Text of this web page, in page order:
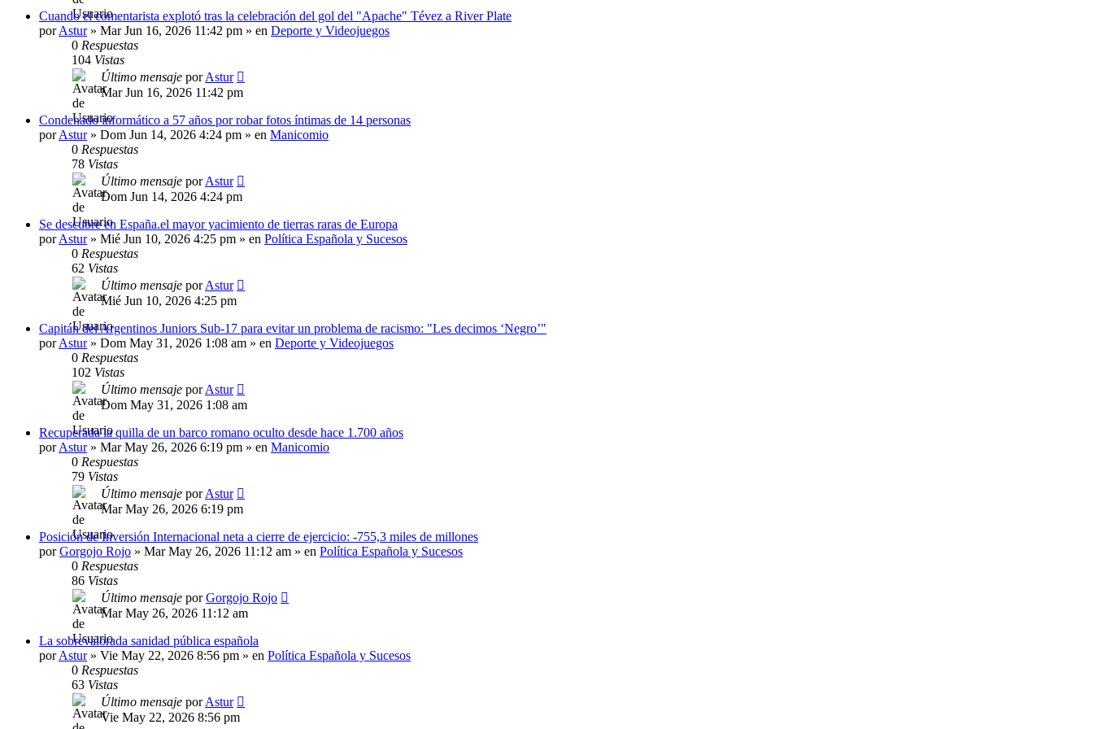
Cuando el comentarista explotó tras la celebración del gol del "Apache" Tévez a River Plate
porAstur» Mar Jun 16, 2026 11:42 pm » en Deporte y Videojuegos
0 Respuestas
104 Vistas
Último mensaje porAstur
Mar Jun 16, 2026 11:42 pm
Condenado informático a 57 años por robar fotos íntimas de 14 personas
porAstur» Dom Jun 14, 2026 4:24 pm » en Manicomio
0 Respuestas
78 Vistas
Último mensaje porAstur
Dom Jun 14, 2026 4:24 pm
Se descubre en España.el mayor yacimiento de tierras raras de Europa
porAstur» Mié Jun 10, 2026 4:25 pm » en Política Española y Sucesos
0 Respuestas
62 Vistas
Último mensaje porAstur
Mié Jun 10, 2026 4:25 pm
Capitán del Argentinos Juniors Sub-17 para evitar un problema de racismo: "Les decimos ‘Negro’"
porAstur» Dom May 31, 2026 1:08 am » en Deporte y Videojuegos
0 Respuestas
102 Vistas
Último mensaje porAstur
Dom May 31, 2026 1:08 am
Recuperada la quilla de un barco romano oculto desde hace 1.700 años
porAstur» Mar May 26, 2026 6:19 pm » en Manicomio
0 Respuestas
79 Vistas
Último mensaje porAstur
Mar May 26, 2026 6:19 pm
Posición de Inversión Internacional neta a cierre de ejercicio: -755,3 miles de millones
porGorgojo Rojo » Mar May 26, 2026 11:12 am » en Política Española y Sucesos
0 Respuestas
86 Vistas
Último mensaje porGorgojo Rojo
Mar May 26, 2026 11:12 am
La sobrevalorada sanidad pública española
porAstur» Vie May 22, 2026 8:56 pm » en Política Española y Sucesos
0 Respuestas
63 Vistas
Último mensaje porAstur
Vie May 22, 2026 8:56 pm